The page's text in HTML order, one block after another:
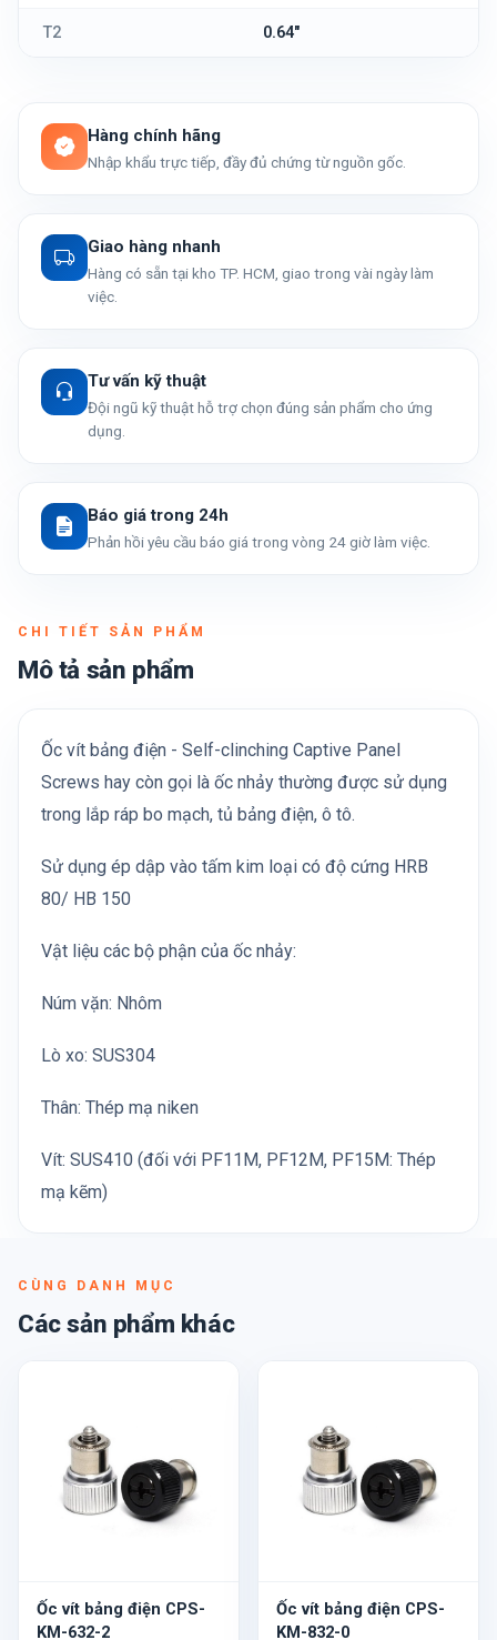
T2 0.64"
Hàng chính hãng
Nhập khẩu trực tiếp, đầy đủ chứng từ nguồn gốc.
Giao hàng nhanh
Hàng có sẵn tại kho TP. HCM, giao trong vài ngày làm
việc.
Tư vấn kỹ thuật
Đội ngũ kỹ thuật hỗ trợ chọn đúng sản phẩm cho ứng
dụng.
Báo giá trong 24h
Phản hồi yêu cầu báo giá trong vòng 24 giờ làm việc.
CHI TIẾT SẢN PHẨM
Mô tả sản phẩm
Ốc vít bảng điện - Self-clinching Captive Panel
Screws hay còn gọi là ốc nhảy thường được sử dụng
trong lắp ráp bo mạch, tủ bảng điện, ô tô.
Sử dụng ép dập vào tấm kim loại có độ cứng HRB
80/ HB 150
Vật liệu các bộ phận của ốc nhảy:
Núm vặn: Nhôm
Lò xo: SUS304
Thân: Thép mạ niken
Vít: SUS410 (đối với PF11M, PF12M, PF15M: Thép
mạ kẽm)
CÙNG DANH MỤC
Các sản phẩm khác
Ốc vít bảng điện CPS-
KM-632-2
Ốc vít bảng điện CPS-
KM-832-0